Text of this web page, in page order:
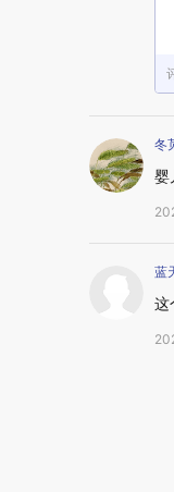
冬
婴
蓝
这